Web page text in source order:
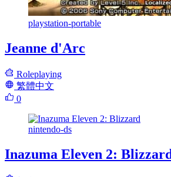
playstation-portable
Jeanne d'Arc
Roleplaying
繁體中文
0
nintendo-ds
Inazuma Eleven 2: Blizzard